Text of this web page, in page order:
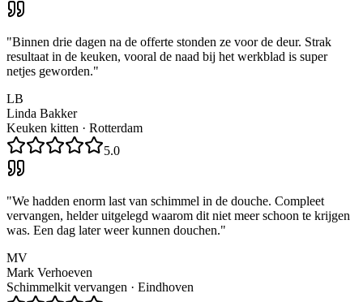
"Binnen drie dagen na de offerte stonden ze voor de deur. Strak
resultaat in de keuken, vooral de naad bij het werkblad is super
netjes geworden."
LB
Linda Bakker
Keuken kitten · Rotterdam
5.0
"We hadden enorm last van schimmel in de douche. Compleet
vervangen, helder uitgelegd waarom dit niet meer schoon te krijgen
was. Een dag later weer kunnen douchen."
MV
Mark Verhoeven
Schimmelkit vervangen · Eindhoven